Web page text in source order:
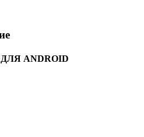
ANDROID